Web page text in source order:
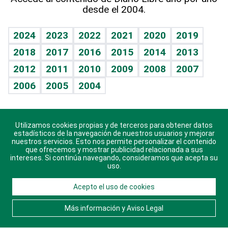
Vida y familia
Eñe
Celebrando la vida
Sin complejos
En pocas palabras
Escuchando al corazón
Economía Personal
TBT Deportivo
Guía del dinero
Horóscopos
Crucigramas
desde el 2004.
2024 2023 2022 2021 2020
2019
2018
2017 2016 2015 2014
2013
2012
2011 2010 2009 2008
2007
2006
2005 2004
Descarga nuestras aplicaciones para Android, iOS y
sistema Huawei.
© 2021 Diario Libre, todos los derechos reservados.
Consulta elAviso Legal. Ponte en Contacto
nosotros y conoce más sobre Diario Libre
Utilizamos cookies propias y de terceros para obtener datos
estadísticos de la navegación de nuestros usuarios y mejorar
nuestros servicios. Esto nos permite personalizar el contenido
que ofrecemos y mostrar publicidad relacionada a sus
intereses. Si continúa navegando, consideramos que acepta su
uso.
Acepto el uso de cookies
Más información y Aviso Legal